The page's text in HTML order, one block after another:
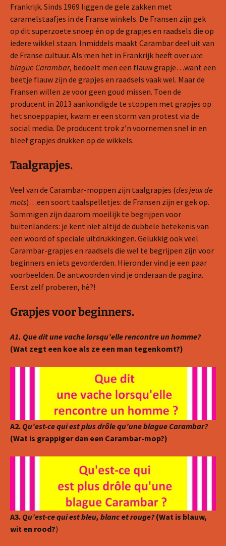
Frankrijk. Sinds 1969 liggen de gele zakken met
caramelstaafjes in de Franse winkels. De Fransen zijn gek
op dit superzoete snoep én op de grapjes en raadsels die op
iedere wikkel staan. Inmiddels maakt Carambar deel uit van
de Franse cultuur. Als men het in Frankrijk heeft over une
blague Carambar, bedoelt men een flauw grapje…want een
beetje flauw zijn de grapjes en raadsels vaak wel. Maar de
Fransen willen ze voor geen goud missen. Toen de
producent in 2013 aankondigde te stoppen met grapjes op
het snoeppapier, kwam er een storm van protest via de
social media. De producent trok z’n voornemen snel in en
bleef grapjes drukken op de wikkels.
Taalgrapjes.
Veel van de Carambar-moppen zijn taalgrapjes (des jeux de
mots)…een soort taalspelletjes: de Fransen zijn er gek op.
Sommigen zijn daarom moeilijk te begrijpen voor
buitenlanders: je kent niet altijd de dubbele betekenis van
een woord of speciale uitdrukkingen. Gelukkig ook veel
Carambar-grapjes en raadsels die wel te begrijpen zijn voor
beginners en iets gevorderden. Hieronder vind je een paar
voorbeelden. De antwoorden vind je onderaan de pagina.
Eerst zelf proberen, hè?!
Grapjes voor beginners.
A1. Que dit une vache lorsqu’elle rencontre un homme?
(Wat zegt een koe als ze een man tegenkomt?)
A2. Qu’est-ce qui est plus drôle qu’une blague Carambar?
(Wat is grappiger dan een Carambar-mop?)
A3. Qu’est-ce qui est bleu, blanc et rouge?(Wat is blauw,
wit en rood?)